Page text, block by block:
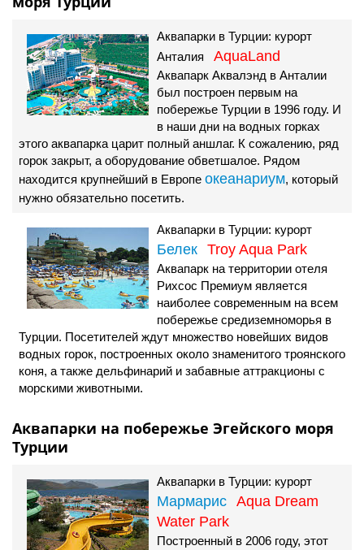
Аквапарки в Турции: курорт
Анталия AquaLand
Аквапарк Аквалэнд в Анталии
был построен первым на
побережье Турции в 1996 году. И
в наши дни на водных горках
этого аквапарка царит полный аншлаг. К сожалению, ряд
горок закрыт, а оборудование обветшалое. Рядом
находится крупнейший в Европе океанариум, который
нужно обязательно посетить.
Аквапарки в Турции: курорт
Белек Troy Aqua Park
Аквапарк на территории отеля
Рихсос Премиум является
наиболее современным на всем
побережье средиземноморья в
Турции. Посетителей ждут множество новейших видов
водных горок, построенных около знаменитого троянского
коня, а также дельфинарий и забавные аттракционы с
морскими животными.
Аквапарки на побережье Эгейского моря
Турции
Аквапарки в Турции: курорт
Мармарис Aqua Dream
Water Park
Построенный в 2006 году, этот